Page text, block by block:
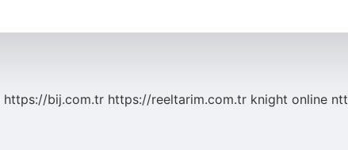
https://bij.com.tr https://reeltarim.com.tr knight online